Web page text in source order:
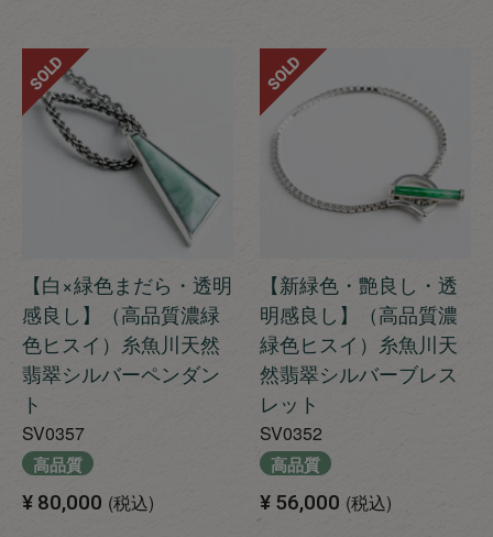
【白×緑色まだら・透明
感良し】（高品質濃緑
色ヒスイ）糸魚川天然
翡翠シルバーペンダン
ト
SV0357
高品質
¥ 80,000 税込
SOLD
【新緑色・艶良し・透
明感良し】（高品質濃
緑色ヒスイ）糸魚川天
然翡翠シルバーブレス
レット
SV0352
高品質
¥ 56,000 税込
SOLD